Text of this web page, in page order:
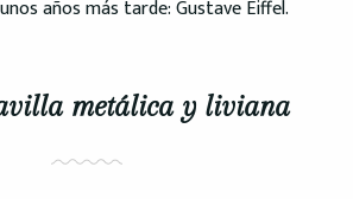
años más tarde: Gustave Eiffel.
metálica y liviana